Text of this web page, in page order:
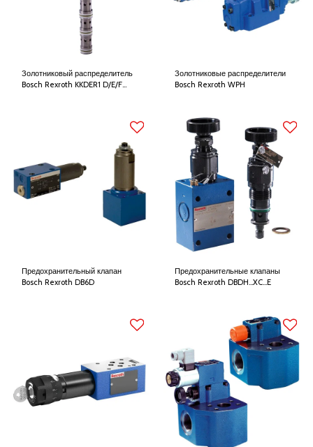
Золотниковый распределитель
Bosch Rexroth KKDER1 D/E/F
Золотниковые распределители
Bosch Rexroth WPH
Предохранительный клапан
Bosch Rexroth DB6D
Предохранительные клапаны
Bosch Rexroth DBDH…XC…E